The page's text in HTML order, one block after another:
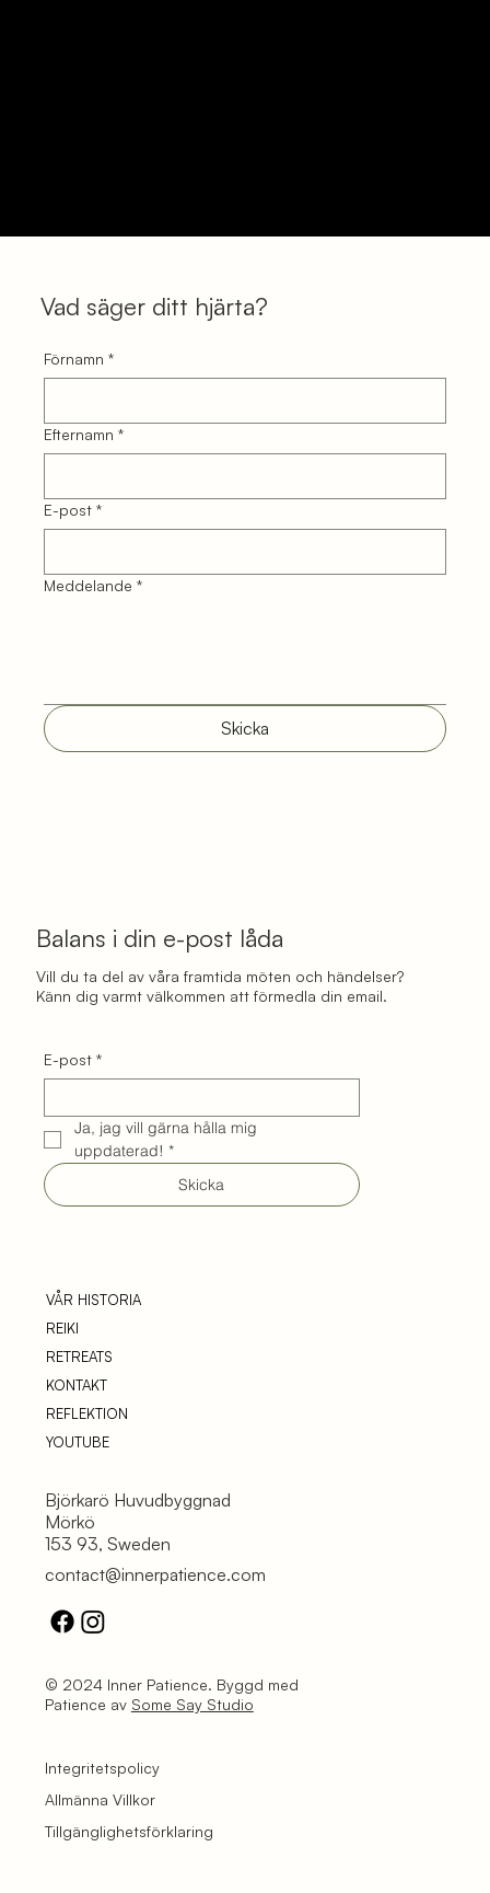
Vad säger ditt hjärta?
Förnamn *
Efternamn *
E-post *
Meddelande *
Skicka
Balans i din e-post låda
Vill du ta del av våra framtida möten och händelser?
Känn dig varmt välkommen att förmedla din email.
E-post *
Ja, jag vill gärna hålla mig
uppdaterad! *
Skicka
Björkarö Huvudbyggnad
Mörkö
153 93, Sweden
contact@innerpatience.com
VÅR HISTORIA
REIKI
RETREATS
KONTAKT
REFLEKTION
YOUTUBE
© 2024 Inner Patience. Byggd med
Patience av Some Say Studio
Integritetspolicy
Allmänna Villkor
Tillgänglighetsförklaring